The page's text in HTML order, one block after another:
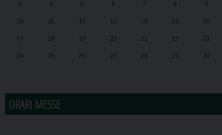
3 4 5 6 7 8 9
10 11 12 13 14 15 16
17 18 19 20 21 22 23
24 25 26 27 28 29 30
ORARI MESSE